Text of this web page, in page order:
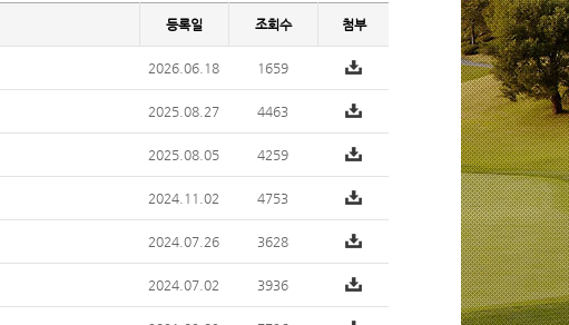
등록일 조회수 첨부
2026.06.18 1659
2025.08.27 4463
2025.08.05 4259
2024.11.02 4753
2024.07.26 3628
2024.07.02 3936